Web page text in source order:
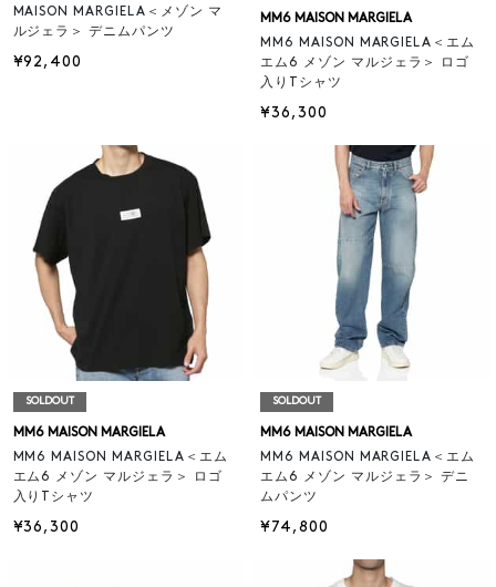
MAISON MARGIELA＜メゾン マ
ルジェラ＞ デニムパンツ
¥92,400
MM6 MAISON MARGIELA
MM6 MAISON MARGIELA＜エム
エム6 メゾン マルジェラ＞ ロゴ
入りTシャツ
¥36,300
SOLDOUT
MM6 MAISON MARGIELA
MM6 MAISON MARGIELA＜エム
エム6 メゾン マルジェラ＞ ロゴ
入りTシャツ
¥36,300
SOLDOUT
MM6 MAISON MARGIELA
MM6 MAISON MARGIELA＜エム
エム6 メゾン マルジェラ＞ デニ
ムパンツ
¥74,800